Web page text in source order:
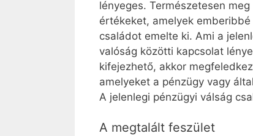
lényeges. Természetesen
értékeket, amelyek
családot emelte ki. Ami a
valóság közötti kapcsolat
kifejezhető, akkor
amelyeket a pénzügy vagy
A jelenlegi pénzügyi válság
A megtalált feszület